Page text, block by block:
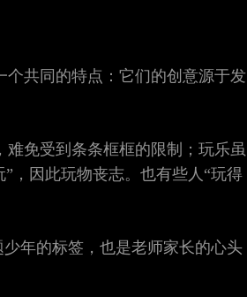
共同的特点：它们的创意源于发
免受到条条框框的限制；玩乐虽
，因此玩物丧志。也有些人“玩得
年的标签，也是老师家长的心头